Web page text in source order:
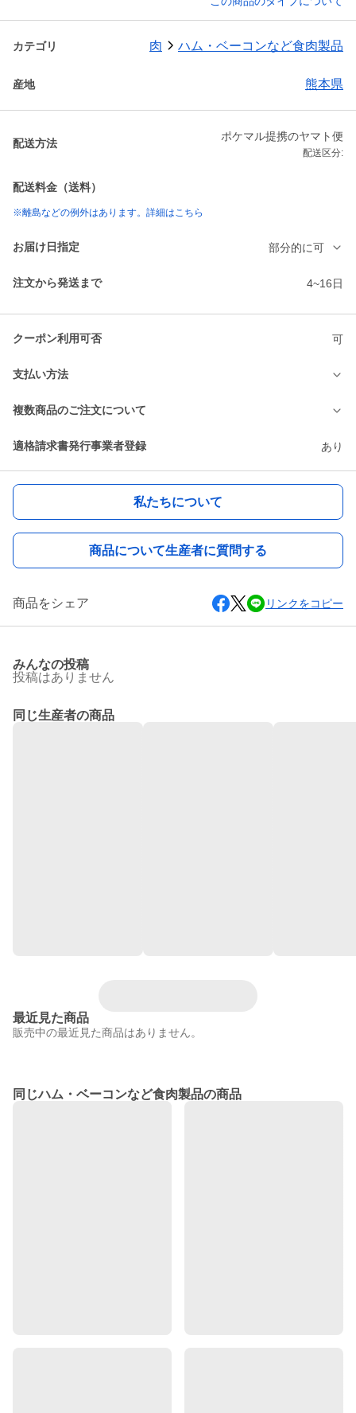
カテゴリ 肉 ハム・ベーコンなど食肉製品
産地 熊本県
配送方法
ポケマル提携のヤマト便
配送区分:
配送料金（送料）
※離島などの例外はあります。詳細はこちら
お届け日指定 部分的に可
注文から発送まで 4~16日
クーポン利用可否 可
支払い方法
複数商品のご注文について
適格請求書発行事業者登録 あり
私たちについて
商品について生産者に質問する
商品をシェア リンクをコピー
みんなの投稿
投稿はありません
同じ生産者の商品
最近見た商品
販売中の最近見た商品はありません。
同じハム・ベーコンなど食肉製品の商品